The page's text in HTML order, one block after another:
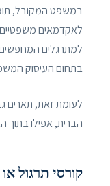
במשפט המקובל,
לאקדמאים משפטיים.
למתרגלים המחפשים
בתחום העיסוק
לעומת זאת, תארים
הברית, אפילו בתוך
קורסי תרגול